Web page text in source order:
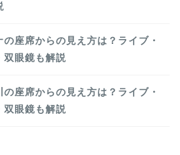
座席からの見え方は？ライブ・
双眼鏡も解説
座席からの見え方は？ライブ・
双眼鏡も解説